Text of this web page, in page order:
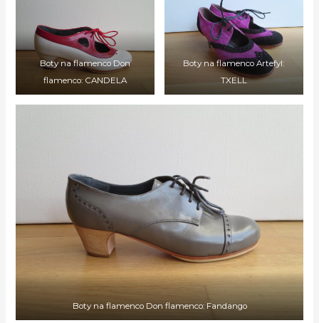
Boty na flamenco Don
flamenco: CANDELA
Boty na flamenco Artefyl:
TXELL
Boty na flamenco Don flamenco: Fandango